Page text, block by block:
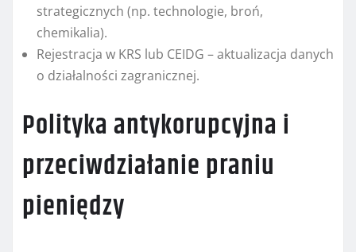
strategicznych (np. technologie, broń,
chemikalia).
Rejestracja w KRS lub CEIDG – aktualizacja danych
o działalności zagranicznej.
Polityka antykorupcyjna i
przeciwdziałanie praniu
pieniędzy